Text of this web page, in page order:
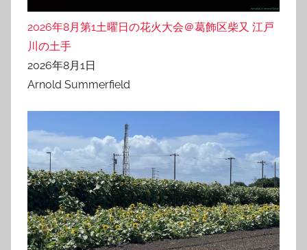
2026年8月第1土曜日の花火大会＠葛飾区柴又 江戸
川の土手
2026年8月1日
Arnold Summerfield